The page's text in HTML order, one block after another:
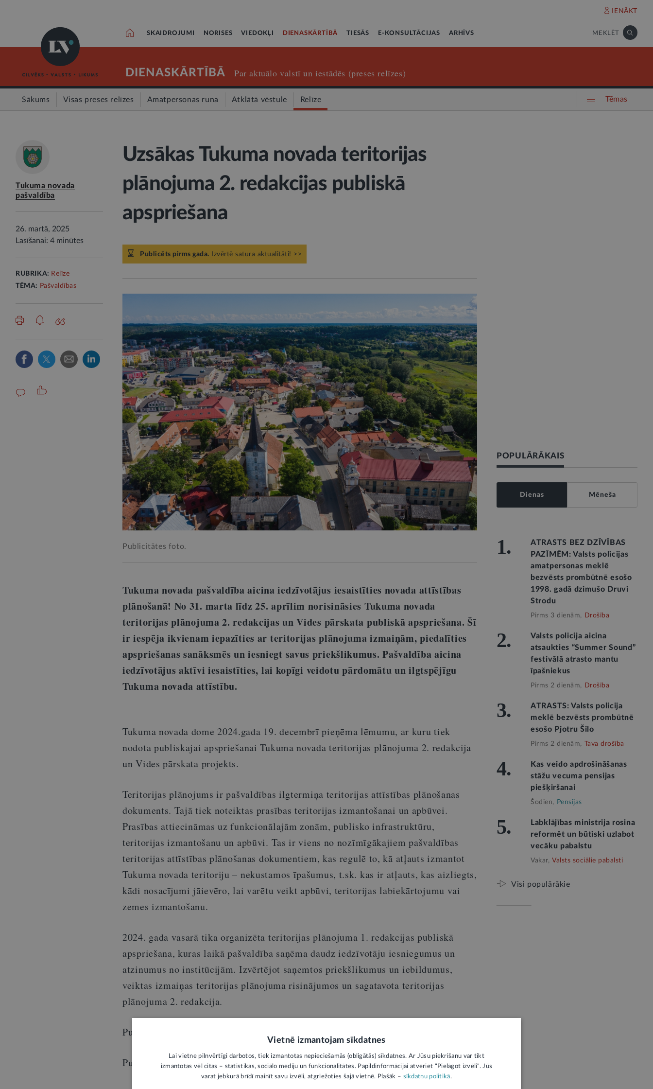
IENĀKT
SKAIDROJUMI NORISES VIEDOKĻI DIENASKĀRTĪBĀ TIESĀS E-KONSULTĀCIJAS ARHĪVS MEKLĒT
DIENASKĀRTĪBĀ Par aktuālo valstī un iestādēs (preses relīzes)
Sākums Visas preses relīzes Amatpersonas runa Atklātā vēstule Relīze Tēmas
Tukuma novada
pašvaldība
26. martā, 2025
Lasīšanai: 4 minūtes
RUBRIKA: Relīze
TĒMA: Pašvaldības
Uzsākas Tukuma novada teritorijas
plānojuma 2. redakcijas publiskā
apspriešana
Publicēts pirms gada. Izvērtē satura aktualitāti! >>
Publicitātes foto.
Tukuma novada pašvaldība aicina iedzīvotājus iesaistīties novada attīstības
plānošanā! No 31. marta līdz 25. aprīlim norisināsies Tukuma novada
teritorijas plānojuma 2. redakcijas un Vides pārskata publiskā apspriešana. Šī
ir iespēja ikvienam iepazīties ar teritorijas plānojuma izmaiņām, piedalīties
apspriešanas sanāksmēs un iesniegt savus priekšlikumus. Pašvaldība aicina
iedzīvotājus aktīvi iesaistīties, lai kopīgi veidotu pārdomātu un ilgtspējīgu
Tukuma novada attīstību.
Tukuma novada dome 2024.gada 19. decembrī pieņēma lēmumu, ar kuru tiek
nodota publiskajai apspriešanai Tukuma novada teritorijas plānojuma 2. redakcija
un Vides pārskata projekts.
Teritorijas plānojums ir pašvaldības ilgtermiņa teritorijas attīstības plānošanas
dokuments. Tajā tiek noteiktas prasības teritorijas izmantošanai un apbūvei.
Prasības attiecināmas uz funkcionālajām zonām, publisko infrastruktūru,
teritorijas izmantošanu un apbūvi. Tas ir viens no nozīmīgākajiem pašvaldības
teritorijas attīstības plānošanas dokumentiem, kas regulē to, kā atļauts izmantot
Tukuma novada teritoriju – nekustamos īpašumus, t.sk. kas ir atļauts, kas aizliegts,
kādi nosacījumi jāievēro, lai varētu veikt apbūvi, teritorijas labiekārtojumu vai
zemes izmantošanu.
2024. gada vasarā tika organizēta teritorijas plānojuma 1. redakcijas publiskā
apspriešana, kuras laikā pašvaldība saņēma daudz iedzīvotāju iesniegumus un
atzinumus no institūcijām. Izvērtējot saņemtos priekšlikumus un iebildumus,
veiktas izmaiņas teritorijas plānojuma risinājumos un sagatavota teritorijas
plānojuma 2. redakcija.
Publiskās apspriešanas termiņš noteikts no šā gada 31. marta līdz 25. aprīlim.
Publiskās apspriešanas sanāksmes notiks:
POPULĀRĀKAIS
Dienas Mēneša
1.
ATRASTS BEZ DZĪVĪBAS
PAZĪMĒM: Valsts policijas
amatpersonas meklē
bezvēsts prombūtnē esošo
1998. gadā dzimušo Druvi
Strodu
Pirms 3 dienām, Drošība
2.
Valsts policija aicina
atsaukties “Summer Sound”
festivālā atrasto mantu
īpašniekus
Pirms 2 dienām, Drošība
3.
ATRASTS: Valsts policija
meklē bezvēsts prombūtnē
esošo Pjotru Šilo
Pirms 2 dienām, Tava drošība
4.
Kas veido apdrošināšanas
stāžu vecuma pensijas
piešķiršanai
Šodien, Pensijas
5.
Labklājības ministrija rosina
reformēt un būtiski uzlabot
vecāku pabalstu
Vakar, Valsts sociālie pabalsti
Visi populārākie
Vietnē izmantojam sīkdatnes
Lai vietne pilnvērtīgi darbotos, tiek izmantotas nepieciešamās (obligātās) sīkdatnes. Ar Jūsu piekrišanu var tikt
izmantotas vēl citas – statistikas, sociālo mediju un funkcionalitātes. Papildinformācijai atveriet "Pielāgot izvēli". Jūs
varat jebkurā brīdī mainīt savu izvēli, atgriežoties šajā vietnē. Plašāk – sīkdatņu politikā.